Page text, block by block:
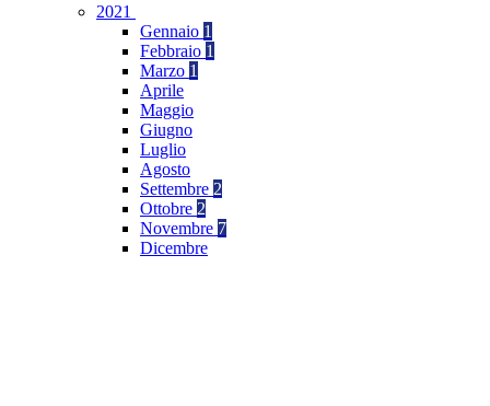
2021
Gennaio 1
Febbraio 1
Marzo 1
Aprile
Maggio
Giugno
Luglio
Agosto
Settembre 2
Ottobre 2
Novembre 7
Dicembre